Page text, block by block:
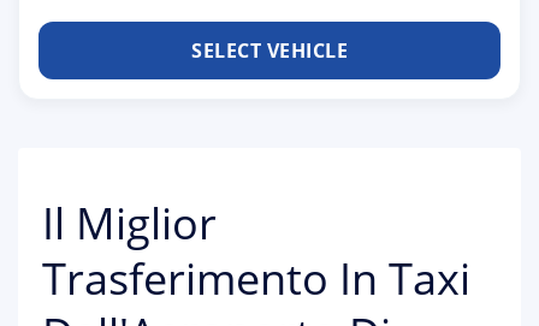
SELECT VEHICLE
Il Miglior
Trasferimento In Taxi